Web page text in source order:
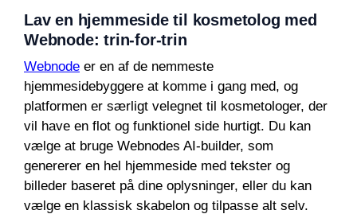
Lav en hjemmeside til kosmetolog med
Webnode: trin-for-trin
Webnode er en af de nemmeste
hjemmesidebyggere at komme i gang med, og
platformen er særligt velegnet til kosmetologer, der
vil have en flot og funktionel side hurtigt. Du kan
vælge at bruge Webnodes AI-builder, som
genererer en hel hjemmeside med tekster og
billeder baseret på dine oplysninger, eller du kan
vælge en klassisk skabelon og tilpasse alt selv.